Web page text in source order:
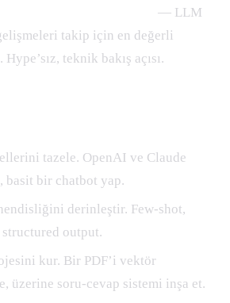
— LLM
takip için en değerli
teknik bakış açısı.
tazele. OpenAI ve Claude
basit bir chatbot yap.
derinleştir. Few-shot,
output.
kur. Bir PDF’i vektör
üzerine soru-cevap sistemi inşa et.